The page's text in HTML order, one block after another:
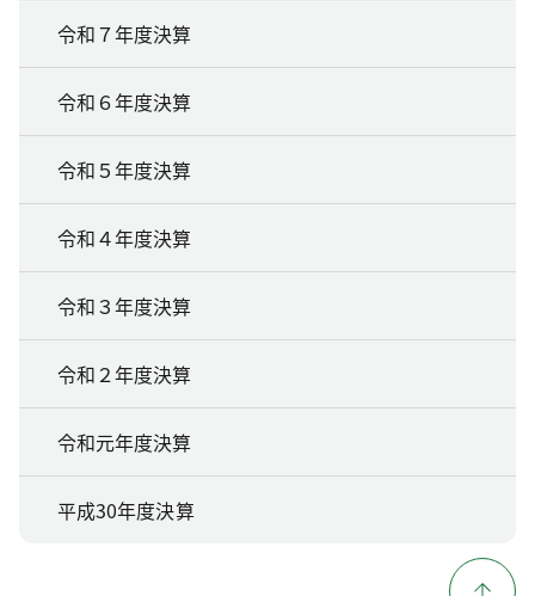
令和７年度決算
令和６年度決算
令和５年度決算
令和４年度決算
令和３年度決算
令和２年度決算
令和元年度決算
平成30年度決算